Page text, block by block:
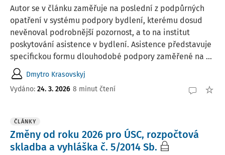
Autor se v článku zaměřuje na poslední z podpůrných
opatření v systému podpory bydlení, kterému dosud
nevěnoval podrobnější pozornost, a to na institut
poskytování asistence v bydlení. Asistence představuje
specifickou formu dlouhodobé podpory zaměřené na ...
Dmytro Krasovskyj
Vydáno: 24. 3. 2026 8 minut čtení
ČLÁNKY
Změny od roku 2026 pro ÚSC, rozpočtová
skladba a vyhláška č. 5/2014 Sb.